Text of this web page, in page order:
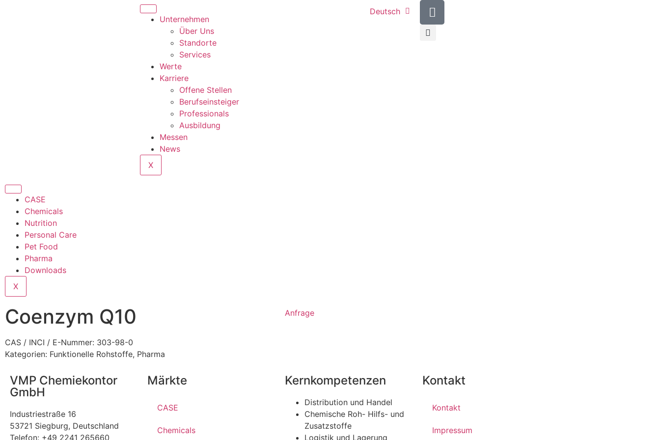
Unternehmen
Über Uns
Standorte
Services
Werte
Karriere
Offene Stellen
Berufseinsteiger
Professionals
Ausbildung
Messen
News
X
Deutsch
CASE
Chemicals
Nutrition
Personal Care
Pet Food
Pharma
Downloads
X
Coenzym Q10
CAS / INCI / E-Nummer: 303-98-0
Kategorien: Funktionelle Rohstoffe, Pharma
Anfrage
VMP Chemiekontor
GmbH
Industriestraße 16
53721 Siegburg, Deutschland
Telefon: +49 2241 265660
Märkte
CASE
Chemicals
Kernkompetenzen
Distribution und Handel
Chemische Roh- Hilfs- und
Zusatzstoffe
Logistik und Lagerung
Kontakt
Kontakt
Impressum